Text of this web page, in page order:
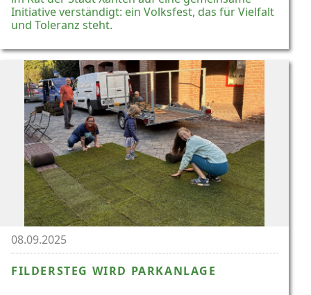
Initiative verständigt: ein Volksfest, das für Vielfalt
und Toleranz steht.
08.09.2025
FILDERSTEG WIRD PARKANLAGE